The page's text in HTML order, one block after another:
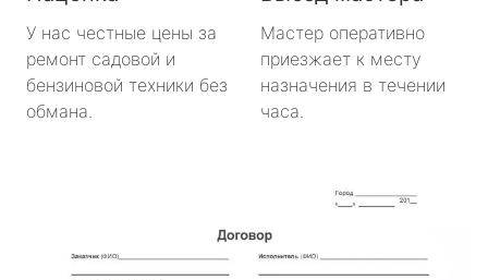
У нас честные цены за
ремонт садовой и
бензиновой техники без
обмана.
Мастер оперативно
приезжает к месту
назначения в течении
часа.